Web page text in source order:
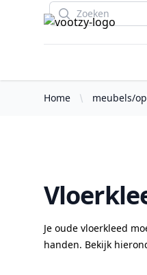
Search
Home meubels/
Je oude vloerkleed
handen. Bekijk